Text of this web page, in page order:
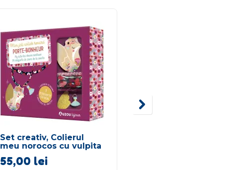
Set creativ, Colierul
meu norocos cu vulpita
55,00 lei